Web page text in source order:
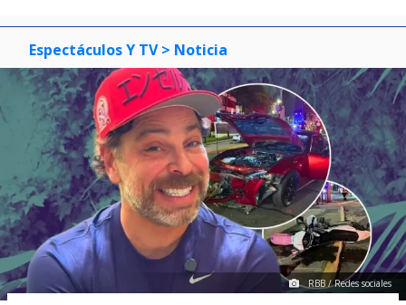
Espectáculos Y TV > Noticia
RBB / Redes sociales